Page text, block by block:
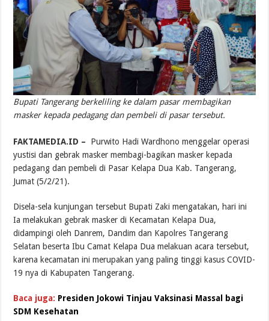
Bupati Tangerang berkeliling ke dalam pasar membagikan
masker kepada pedagang dan pembeli di pasar tersebut.
FAKTAMEDIA.ID –
Purwito Hadi Wardhono menggelar operasi
yustisi dan gebrak masker membagi-bagikan masker kepada
pedagang dan pembeli di Pasar Kelapa Dua Kab. Tangerang,
Jumat (5/2/21).
Disela-sela kunjungan tersebut Bupati Zaki mengatakan, hari ini
Ia melakukan gebrak masker di Kecamatan Kelapa Dua,
didampingi oleh Danrem, Dandim dan Kapolres Tangerang
Selatan beserta Ibu Camat Kelapa Dua melakuan acara tersebut,
karena kecamatan ini merupakan yang paling tinggi kasus COVID-
19 nya di Kabupaten Tangerang.
Baca juga: Presiden Jokowi Tinjau Vaksinasi Massal bagi
SDM Kesehatan